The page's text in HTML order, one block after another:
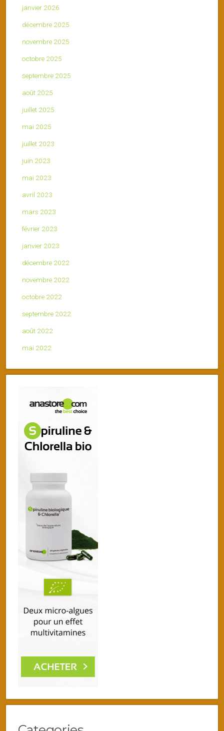
janvier 2026
décembre 2025
novembre 2025
octobre 2025
septembre 2025
août 2025
juillet 2025
mai 2025
juillet 2023
juin 2023
mai 2023
avril 2023
mars 2023
février 2023
janvier 2023
décembre 2022
novembre 2022
octobre 2022
septembre 2022
août 2022
mai 2022